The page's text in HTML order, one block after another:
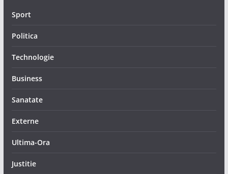
Sport
Politica
Technologie
Business
Sanatate
Externe
Ultima-Ora
Justitie